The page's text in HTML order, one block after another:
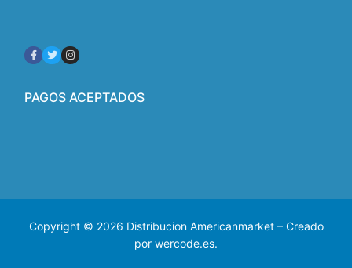
PAGOS ACEPTADOS
Copyright © 2026 Distribucion Americanmarket – Creado
por wercode.es.